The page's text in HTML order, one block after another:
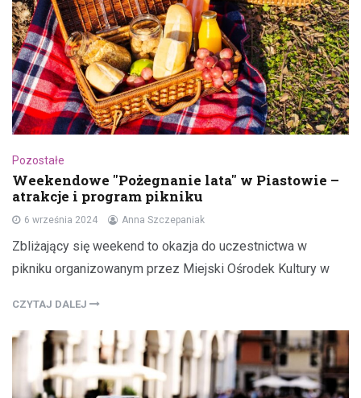
Pozostałe
Weekendowe "Pożegnanie lata" w Piastowie –
atrakcje i program pikniku
6 września 2024 Anna Szczepaniak
Zbliżający się weekend to okazja do uczestnictwa w
pikniku organizowanym przez Miejski Ośrodek Kultury w
CZYTAJ DALEJ